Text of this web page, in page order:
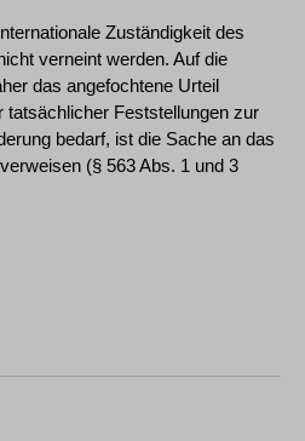
Zuständigkeit des
verneint werden. Auf die
das angefochtene Urteil
tatsächlicher Feststellungen zur
bedarf, ist die Sache an das
(§ 563 Abs. 1 und 3